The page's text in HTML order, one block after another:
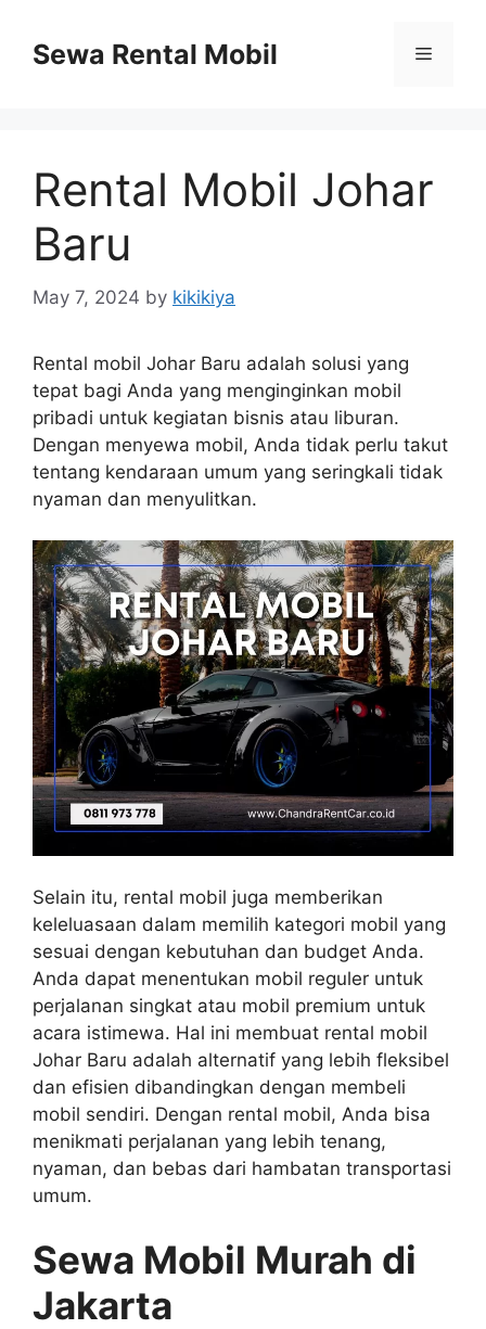
contentSewa Rental Mobil Menu
Rental Mobil Johar
Baru
May 7, 2024 by kikikiya
Rental mobil Johar Baru adalah solusi yang
tepat bagi Anda yang menginginkan mobil
pribadi untuk kegiatan bisnis atau liburan.
Dengan menyewa mobil, Anda tidak perlu takut
tentang kendaraan umum yang seringkali tidak
nyaman dan menyulitkan.
Selain itu, rental mobil juga memberikan
keleluasaan dalam memilih kategori mobil yang
sesuai dengan kebutuhan dan budget Anda.
Anda dapat menentukan mobil reguler untuk
perjalanan singkat atau mobil premium untuk
acara istimewa. Hal ini membuat rental mobil
Johar Baru adalah alternatif yang lebih fleksibel
dan efisien dibandingkan dengan membeli
mobil sendiri. Dengan rental mobil, Anda bisa
menikmati perjalanan yang lebih tenang,
nyaman, dan bebas dari hambatan transportasi
umum.
Sewa Mobil Murah di
Jakarta